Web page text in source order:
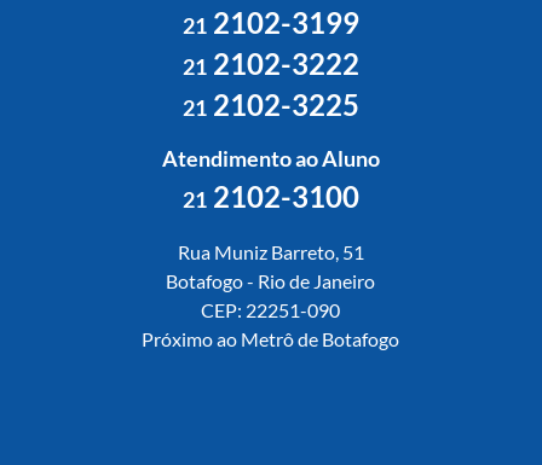
212102-3199
212102-3222
212102-3225
Atendimento ao Aluno
212102-3100
Rua Muniz Barreto, 51
Botafogo - Rio de Janeiro
CEP: 22251-090
Próximo ao Metrô de Botafogo